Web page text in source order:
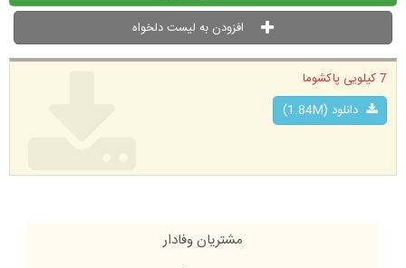
افزودن به لیست دلخواه
7 کیلویی پاکشوما
دانلود (1.84M)
مشتریان وفادار